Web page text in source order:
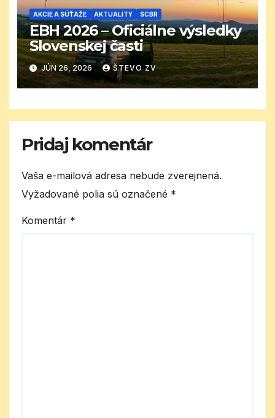
AKCIE A SÚŤAŽE AKTUALITY SCBR
EBH 2026 – Oficiálne výsledky
Slovenskej časti
JÚN 26, 2026 ŠTEVO ZV
Pridaj komentár
Vaša e-mailová adresa nebude zverejnená.
Vyžadované polia sú označené *
Komentár *